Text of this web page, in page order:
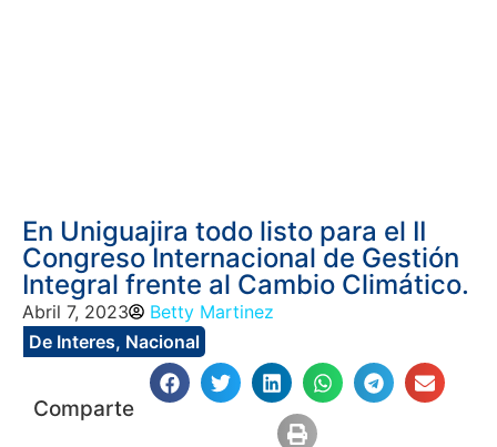
En Uniguajira todo listo para el II
Congreso Internacional de Gestión
Integral frente al Cambio Climático.
Abril 7, 2023
Betty Martinez
De Interes, Nacional
Comparte